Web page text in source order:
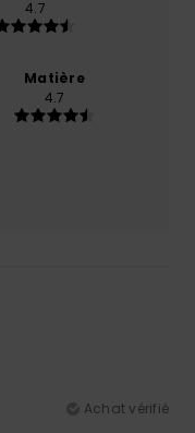
4.7
Matière
4.7
Achat vérifié